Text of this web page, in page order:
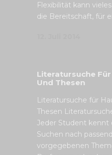
Flexibilität kann
die Bereitschaft, für
Literatursuche
Und Thesen
Literatursuche für
Thesen
Jeder Student kennt
Suchen nach
vorgegebenen